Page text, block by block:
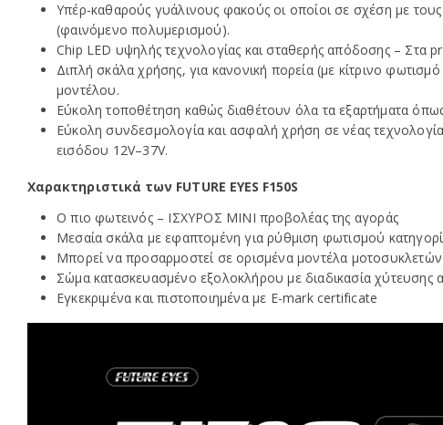
Υπέρ-καθαρούς γυάλινους φακούς οι οποίοι σε σχέση με
(φαινόμενο πολυμερισμού).
Chip LED υψηλής τεχνολογίας και σταθερής απόδοσης – Στα
Διπλή σκάλα χρήσης, για κανονική πορεία (με κίτρινο
μοντέλου.
Εύκολη τοποθέτηση καθώς διαθέτουν όλα τα εξαρτήματα
Εύκολη συνδεσμολογία και ασφαλή χρήση σε νέας
εισόδου 12V–37V.
Χαρακτηριστικά των FUTURE EYES F150S
Ο πιο φωτεινός – ΙΣΧΥΡΟΣ ΜΙΝΙ προβολέας της αγοράς
Μεσαία σκάλα με εφαπτομένη για ρύθμιση φωτισμού
Μπορεί να προσαρμοστεί σε ορισμένα μοντέλα
Σώμα κατασκευασμένο εξολοκλήρου με διαδικασία χύτευσης
Εγκεκριμένα και πιστοποιημένα με E-mark certificate